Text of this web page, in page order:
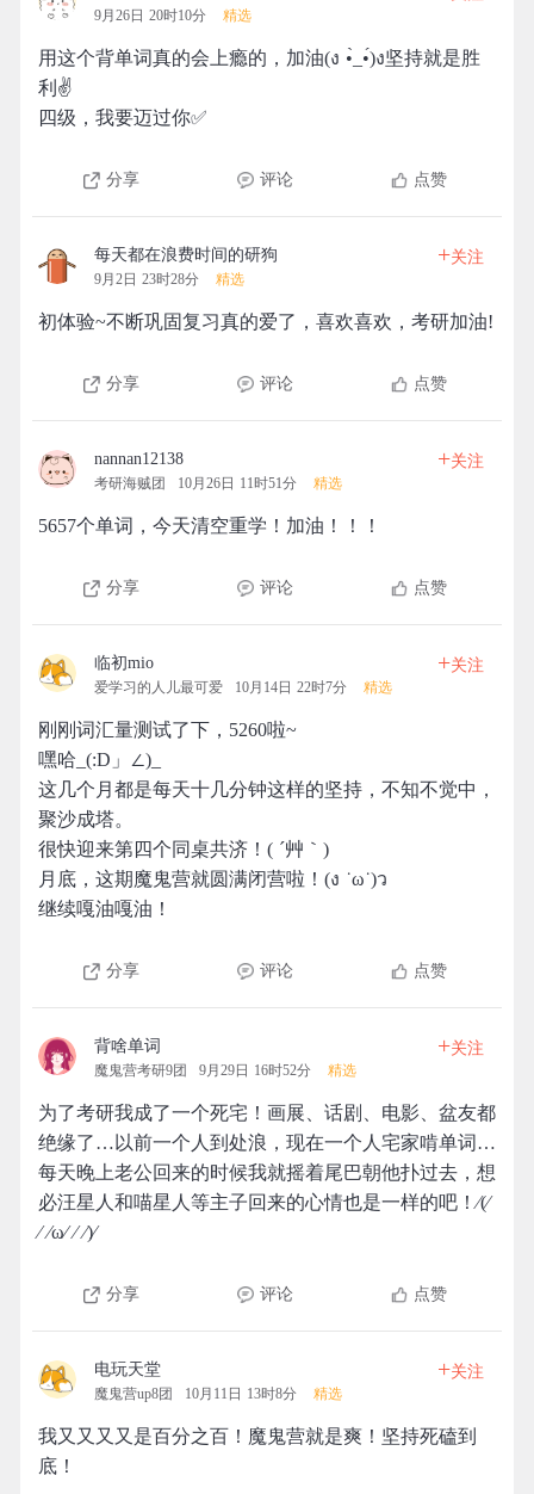
9月26日 20时10分 精选
用这个背单词真的会上瘾的，加油(ง •̀_•́)ง坚持就是胜
利✌
四级，我要迈过你✅️
分享 评论 点赞
每天都在浪费时间的研狗
9月2日 23时28分 精选
+关注
初体验~不断巩固复习真的爱了，喜欢喜欢，考研加油!
分享 评论 点赞
nannan12138
考研海贼团 10月26日 11时51分 精选
+关注
5657个单词，今天清空重学！加油！！！
分享 评论 点赞
临初mio
爱学习的人儿最可爱 10月14日 22时7分 精选
+关注
刚刚词汇量测试了下，5260啦~
嘿哈_(:D」∠)_
这几个月都是每天十几分钟这样的坚持，不知不觉中，
聚沙成塔。
很快迎来第四个同桌共济！( ´艸｀)
月底，这期魔鬼营就圆满闭营啦！(ง ˙ω˙)ว
继续嘎油嘎油！
分享 评论 点赞
背啥单词
魔鬼营考研9团 9月29日 16时52分 精选
+关注
为了考研我成了一个死宅！画展、话剧、电影、盆友都
绝缘了…以前一个人到处浪，现在一个人宅家啃单词…
每天晚上老公回来的时候我就摇着尾巴朝他扑过去，想
必汪星人和喵星人等主子回来的心情也是一样的吧！⁄(⁄
⁄ ⁄ω⁄ ⁄ ⁄)⁄
分享 评论 点赞
电玩天堂
魔鬼营up8团 10月11日 13时8分 精选
+关注
我又又又又是百分之百！魔鬼营就是爽！坚持死磕到
底！